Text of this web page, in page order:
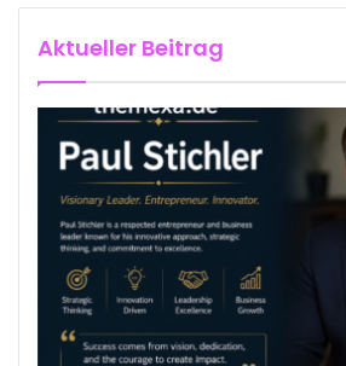
Aktueller Beitrag